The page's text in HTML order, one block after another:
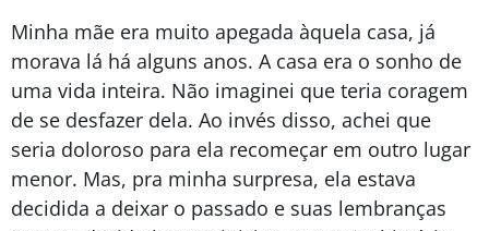
Minha mãe era muito apegada àquela casa, já
morava lá há alguns anos. A casa era o sonho de
uma vida inteira. Não imaginei que teria coragem
de se desfazer dela. Ao invés disso, achei que
seria doloroso para ela recomeçar em outro lugar
menor. Mas, pra minha surpresa, ela estava
decidida a deixar o passado e suas lembranças